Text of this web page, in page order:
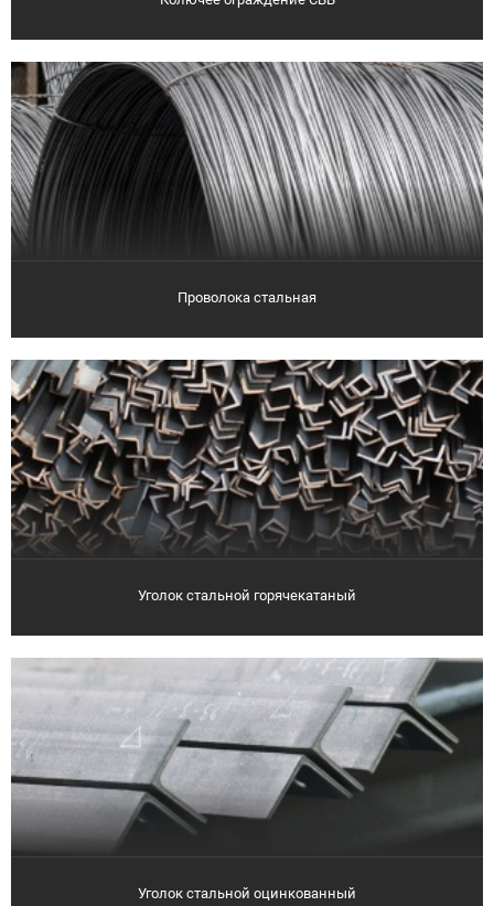
Проволока стальная
Уголок стальной горячекатаный
Уголок стальной оцинкованный